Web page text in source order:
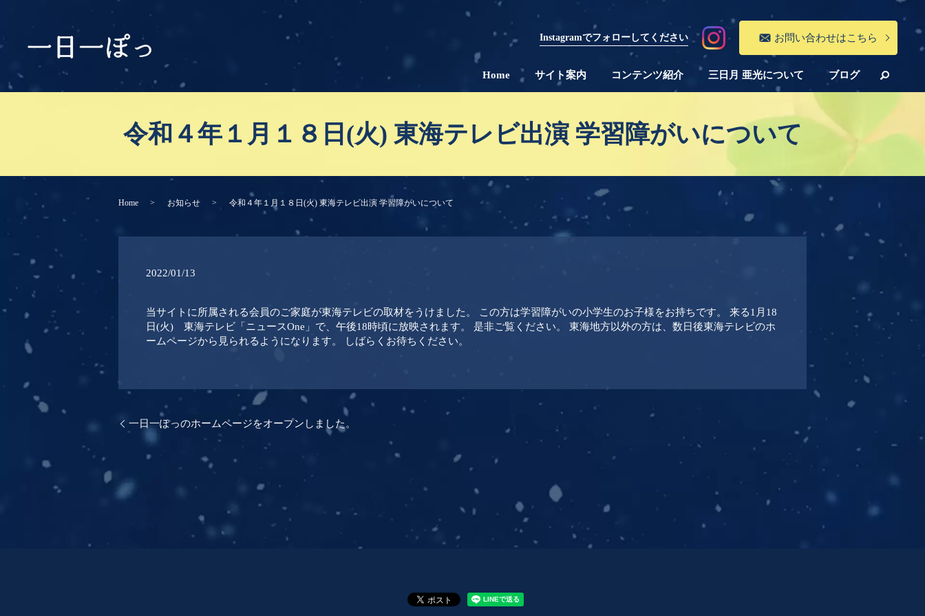
Instagramでフォローしてください お問い合わせはこちら
Home サイト案内 コンテンツ紹介 三日月 亜光について ブログ
令和４年１月１８日(火) 東海テレビ出演 学習障がいについて
Home お知らせ 令和４年１月１８日(火) 東海テレビ出演 学習障がいについて
2022/01/13
当サイトに所属される会員のご家庭が東海テレビの取材をうけました。 この方は学習障がいの小学生のお子様をお持ちです。 来る1月18
日(火) 東海テレビ「ニュースOne」で、午後18時頃に放映されます。 是非ご覧ください。 東海地方以外の方は、数日後東海テレビのホ
ームページから見られるようになります。 しばらくお待ちください。
一日一ぽっのホームページをオープンしました。